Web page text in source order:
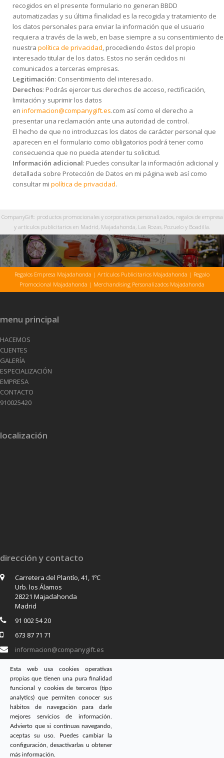
recogidos en el presente formulario no generan BBDD
automatizadas y su última finalidad es la recogida y tratamiento de
los datos personales para enviar la información que el usuario
requiera a través de la web, en base siempre a su consentimiento de
nuestra política de privacidad, procediendo éstos del propio
interesado titular de los datos. Estos no serán cedidos ni
comunicados a terceras empresas.
Legitimación: Consentimiento del interesado.
Derechos: Podrás ejercer tus derechos de acceso, rectificación,
limitación y suprimir los datos
en informacion@companygift.es.com así como el derecho a
presentar una reclamación ante una autoridad de control.
El hecho de que no introduzcas los datos de carácter personal que
aparecen en el formulario como obligatorios podrá tener como
consecuencia que no pueda atender tu solicitud.
Información adicional: Puedes consultar la información adicional y
detallada sobre Protección de Datos en mi página web así como
consultar mi política de privacidad.
CompanyGift: productos promocionales y corporativos personalizados, regalos de empresa
y artículos publicitarios en Madrid, Majadahonda, Las Rozas, Pozuelo y Boadilla.
Regalos Empresa Majadahonda | Artículos Publicitarios Majadahonda | Regalo
Promocional Majadahonda | Merchandising Personalizados Majadahonda
menu principal
HACEMOS
CLIENTES
GALERÍA
ESPECIALIZACIÓN
EMPRESA
CONTACTO
910025420
localización
dirección y contacto
Carretera del Plantío, 41, 1ºC
Urb. los Álamos
28221 Majadahonda
Madrid
91 002 54 20
673 87 71 71
informacion@companygift.es
síguenos en
TwitterFacebookInstagram
CopyrightCompanyGift- Todos los Derechos reservados. |
Esta web usa cookies operativas
propias que tienen una pura finalidad
funcional y cookies de terceros (tipo
analytics) que permiten conocer sus
hábitos de navegación para darle
mejores servicios de información.
Advierto que si continuas navegando,
aceptas su uso. Puedes cambiar la
configuración, desactivarlas u obtener
más información.